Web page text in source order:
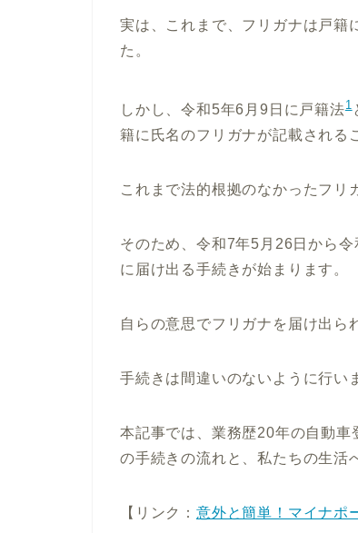
実は、これまで、フリガナは戸籍
た。
しかし、令和5年6月9日に戸籍法1
籍に氏名のフリガナが記載される
これまで法的根拠のなかったフリ
そのため、令和7年5月26日から
に届け出る手続きが始まります。
自らの意思でフリガナを届け出ら
手続きは間違いのないように行い
本記事では、業務歴20年の自動
の手続きの流れと、私たちの生活
【リンク： 意外と簡単！マイナポ